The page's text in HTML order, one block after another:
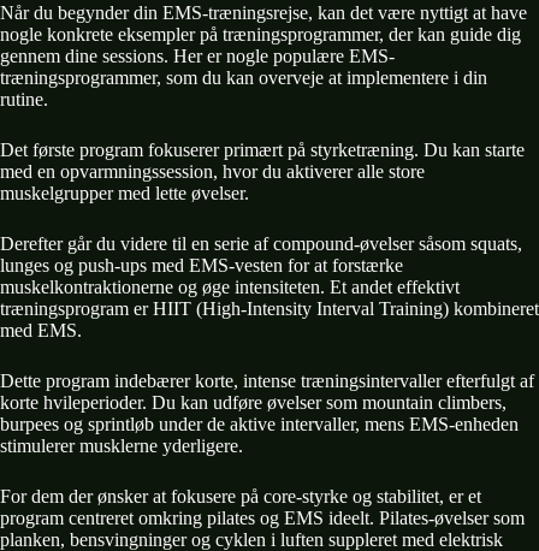
Når du begynder din EMS-træningsrejse, kan det være nyttigt at have
nogle konkrete eksempler på træningsprogrammer, der kan guide dig
gennem dine sessions. Her er nogle populære EMS-
træningsprogrammer, som du kan overveje at implementere i din
rutine.
Det første program fokuserer primært på styrketræning. Du kan starte
med en opvarmningssession, hvor du aktiverer alle store
muskelgrupper med lette øvelser.
Derefter går du videre til en serie af compound-øvelser såsom squats,
lunges og push-ups med EMS-vesten for at forstærke
muskelkontraktionerne og øge intensiteten. Et andet effektivt
træningsprogram er HIIT (High-Intensity Interval Training) kombineret
med EMS.
Dette program indebærer korte, intense træningsintervaller efterfulgt af
korte hvileperioder. Du kan udføre øvelser som mountain climbers,
burpees og sprintløb under de aktive intervaller, mens EMS-enheden
stimulerer musklerne yderligere.
For dem der ønsker at fokusere på core-styrke og stabilitet, er et
program centreret omkring pilates og EMS ideelt. Pilates-øvelser som
planken, bensvingninger og cyklen i luften suppleret med elektrisk